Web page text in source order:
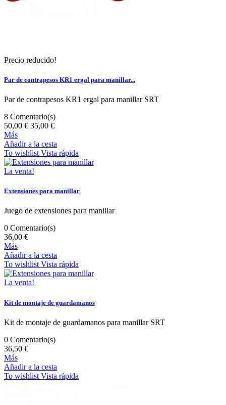
Precio reducido!
Par de contrapesos KR1 ergal para manillar...
Par de contrapesos KR1 ergal para manillar SRT
8 Comentario(s)
50,00 € 35,00 €
Más
Añadir a la cesta
To wishlist Vista rápida
La venta!
Extensiones para manillar
Juego de extensiones para manillar
0 Comentario(s)
36,00 €
Más
Añadir a la cesta
To wishlist Vista rápida
La venta!
Kit de montaje de guardamanos
Kit de montaje de guardamanos para manillar SRT
0 Comentario(s)
36,50 €
Más
Añadir a la cesta
To wishlist Vista rápida